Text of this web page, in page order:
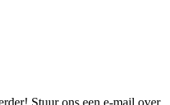
Stuur ons een e-mail over